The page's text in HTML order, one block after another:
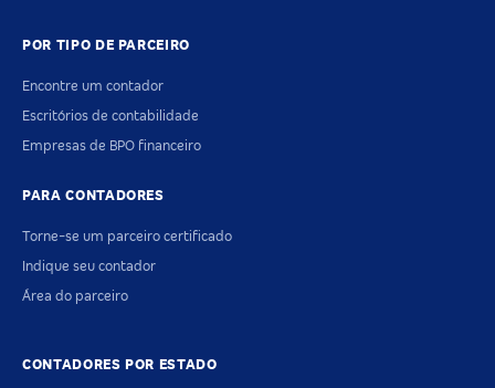
POR TIPO DE PARCEIRO
Encontre um contador
Escritórios de contabilidade
Empresas de BPO financeiro
PARA CONTADORES
Torne-se um parceiro certificado
Indique seu contador
Área do parceiro
CONTADORES POR ESTADO